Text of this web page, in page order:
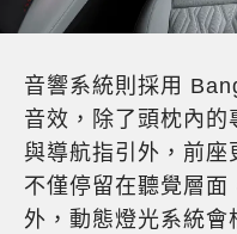
音響系統則採用
音效，除了頭枕內
與導航指引外，前座
不僅停留在聽覺層
外，動態燈光系統會